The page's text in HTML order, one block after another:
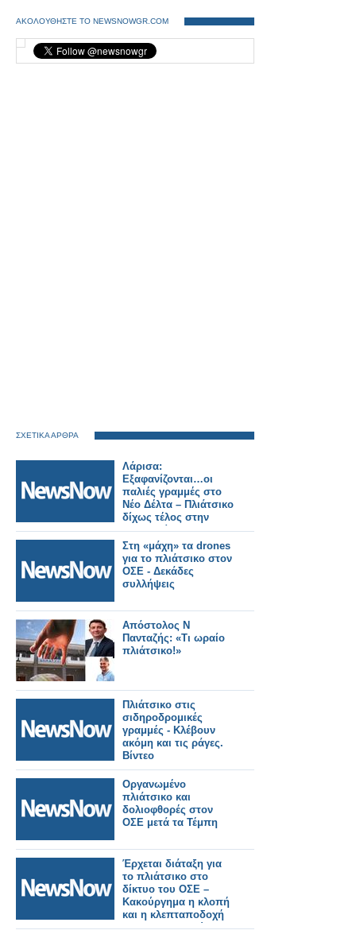
ΑΚΟΛΟΥΘΗΣΤΕ ΤΟ NEWSNOWGR.COM
ΣΧΕΤΙΚΑ ΑΡΘΡΑ
Λάρισα:
Εξαφανίζονται…οι
παλιές γραμμές στο
Νέο Δέλτα – Πλιάτσικο
δίχως τέλος στην
περιουσία του ΟΣΕ
στη Ν. Ιωνία
Στη «μάχη» τα drones
για το πλιάτσικο στον
ΟΣΕ - Δεκάδες
συλλήψεις
Απόστολος Ν
Πανταζής: «Τι ωραίο
πλιάτσικο!»
Πλιάτσικο στις
σιδηροδρομικές
γραμμές - Κλέβουν
ακόμη και τις ράγες.
Βίντεο
Οργανωμένο
πλιάτσικο και
δολιοφθορές στον
ΟΣΕ μετά τα Τέμπη
Έρχεται διάταξη για
το πλιάτσικο στο
δίκτυο του ΟΣΕ –
Κακούργημα η κλοπή
και η κλεπταποδοχή
σιδηροδρομικού